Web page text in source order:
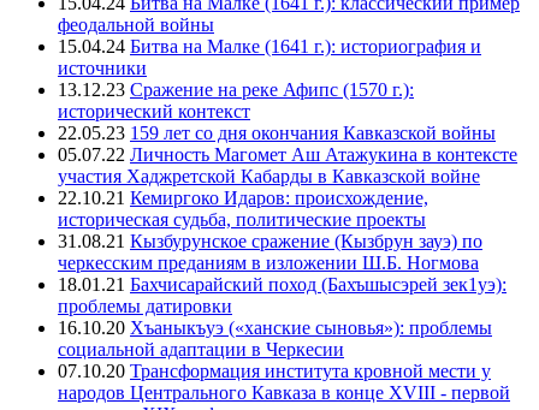
феодальной войны
15.04.24 Битва на Малке (1641 г.): историография и
источники
13.12.23 Сражение на реке Афипс (1570 г.):
исторический контекст
22.05.23 159 лет со дня окончания Кавказской войны
05.07.22 Личность Магомет Аш Атажукина в контексте
участия Хаджретской Кабарды в Кавказской войне
22.10.21 Кемиргоко Идаров: происхождение,
историческая судьба, политические проекты
31.08.21 Кызбурунское сражение (Кызбрун зауэ) по
черкесским преданиям в изложении Ш.Б. Ногмова
18.01.21 Бахчисарайский поход (Бахъшысэрей зек1уэ):
проблемы датировки
16.10.20 Хъаныкъуэ («ханские сыновья»): проблемы
социальной адаптации в Черкесии
07.10.20 Трансформация института кровной мести у
народов Центрального Кавказа в конце XVIII - первой